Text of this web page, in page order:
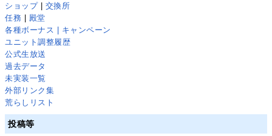
ショップ| 交換所
任務 | 殿堂
各種ボーナス | キャンペーン
ユニット調整履歴
公式生放送
過去データ
未実装一覧
外部リンク集
荒らしリスト
投稿等